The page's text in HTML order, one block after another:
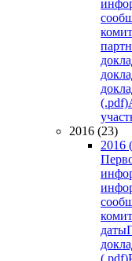
(.pdf)
2016 (23)
2016
даты
(.pdf)